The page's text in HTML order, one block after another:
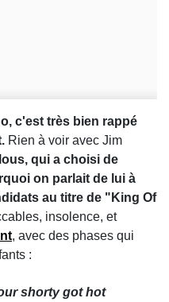
c'est très bien rappé
Rien à voir avec Jim
qui a choisi de
on parlait de lui à
au titre de "King Of
insolence, et
, avec des phases qui
:
shorty got hot